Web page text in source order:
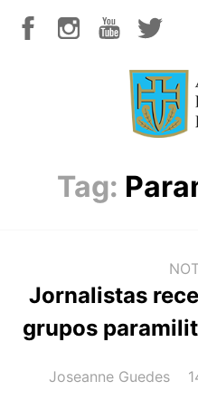
Tag:
Jornalistas
grupos
AUTOR(A):
Joseanne Guedes